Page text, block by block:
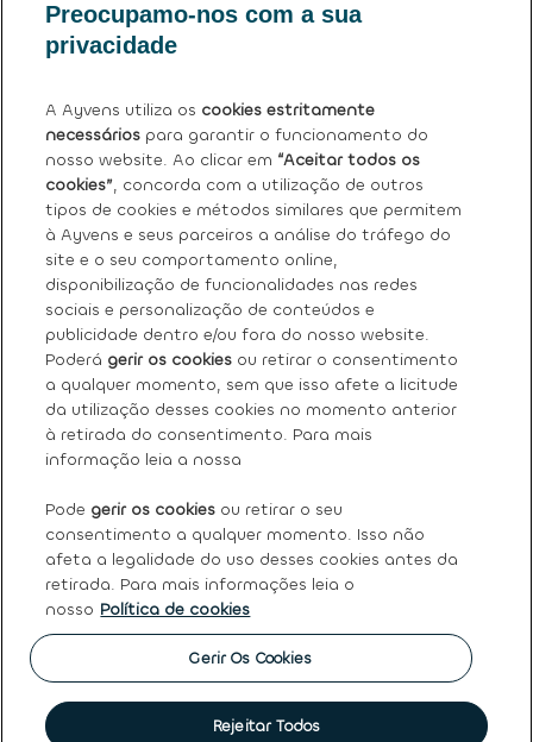
Posso devolver o meu carro atual?
Tem mais dúvidas?Ver perguntas frequentes (FAQ)
Sobre nós
Os nossos serviços
FAQ
Termos e condições gerais
Ayvens
Política de Cookies|Declaração de Privacidade
Princípios Éticos e de Conduta
Canal de denúncias|Intermediação de crédito|Garantia
de usados|Política de qualidade|Política de reclamações
Société Générale
Preocupamo-nos com a sua
privacidade
A Ayvens utiliza os cookies estritamente
necessários para garantir o funcionamento do
nosso website. Ao clicar em “Aceitar todos os
cookies”, concorda com a utilização de outros
tipos de cookies e métodos similares que permitem
à Ayvens e seus parceiros a análise do tráfego do
site e o seu comportamento online,
disponibilização de funcionalidades nas redes
sociais e personalização de conteúdos e
publicidade dentro e/ou fora do nosso website.
Poderá gerir os cookies ou retirar o consentimento
a qualquer momento, sem que isso afete a licitude
da utilização desses cookies no momento anterior
à retirada do consentimento. Para mais
informação leia a nossa
Pode gerir os cookies ou retirar o seu
consentimento a qualquer momento. Isso não
afeta a legalidade do uso desses cookies antes da
retirada. Para mais informações leia o
nosso Política de cookies
Gerir Os Cookies
Rejeitar Todos